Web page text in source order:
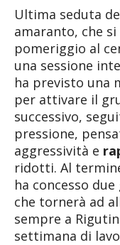
Ultima seduta
amaranto, che
pomeriggio al
una sessione
ha previsto una
per attivare il
successivo,
pressione,
aggressività e
ridotti. Al
ha concesso
che tornerà ad
sempre a
settimana di